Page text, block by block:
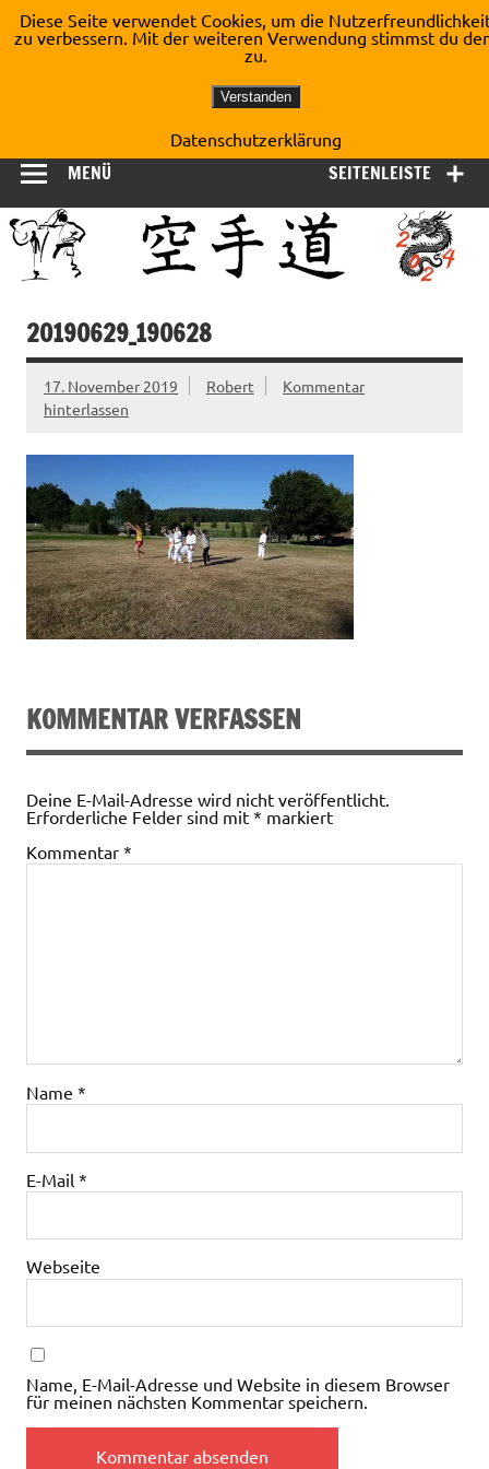
Inhalt
springen
Shotokan Karate Dojo
Kirchberg e.V.
SEITENLEISTE
MENÜ
20190629_190628
17. November 2019 Robert
Kommentar
hinterlassen
KOMMENTAR VERFASSEN
Deine E-Mail-Adresse wird nicht veröffentlicht.
Erforderliche Felder sind mit * markiert
Kommentar *
Name *
E-Mail *
Webseite
Name, E-Mail-Adresse und Website in diesem Browser
für meinen nächsten Kommentar speichern.
Diese Seite verwendet Cookies, um die
zu verbessern. Mit der weiteren Verwendung stimmst du
zu.
Verstanden
Datenschutzerklärung